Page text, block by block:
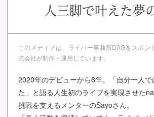
人三脚で叶えた夢
このメディアは、ライバー事務所DAGをスポン
式会社が制作・運用しています。
2020年のデビューから6年。「自分一人
た」と語る人生初のライブを実現させた
挑戦を支えるメンターのSayoさん。